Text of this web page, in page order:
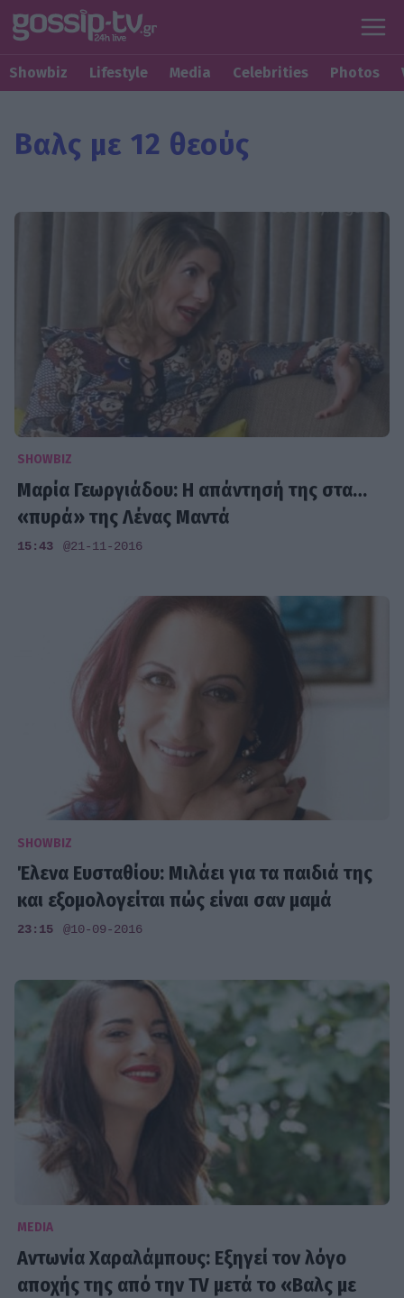
Showbiz Lifestyle Media Celebrities Photos
Βαλς με 12 θεούς
SHOWBIZ
Μαρία Γεωργιάδου: Η απάντησή της στα…
«πυρά» της Λένας Μαντά
15:43 @21-11-2016
SHOWBIZ
Έλενα Ευσταθίου: Μιλάει για τα παιδιά της
και εξομολογείται πώς είναι σαν μαμά
23:15 @10-09-2016
MEDIA
Αντωνία Χαραλάμπους: Εξηγεί τον λόγο
αποχής της από την TV μετά το «Βαλς με